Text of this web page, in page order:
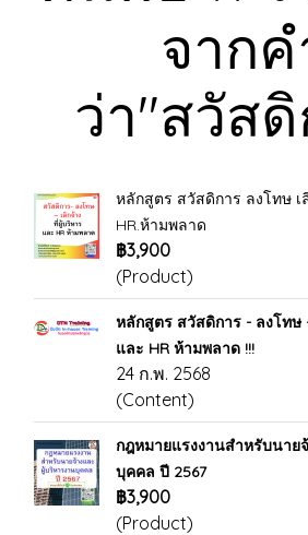
จากค
ว่า"สวัส
หลักสูตร สวัสดิการ ลงโทษ เ
HR.ห้ามพลาด
฿3,900
(Product)
หลักสูตร สวัสดิการ - ลงโทษ
และ HR ห้ามพลาด !!!
24 ก.พ. 2568
(Content)
กฎหมายแรงงานสำหรับนาย
บุคคล ปี 2567
฿3,900
(Product)